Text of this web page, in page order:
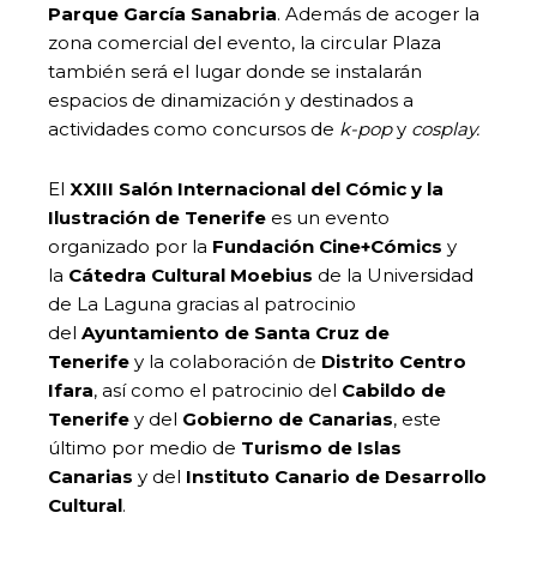
Parque García Sanabria. Además de acoger la
zona comercial del evento, la circular Plaza
también será el lugar donde se instalarán
espacios de dinamización y destinados a
actividades como concursos de k-popy cosplay.
El XXIII Salón Internacional del Cómic y la
Ilustración de Tenerife es un evento
organizado por la Fundación Cine+Cómics y
la Cátedra Cultural Moebius de la Universidad
de La Laguna gracias al patrocinio
del Ayuntamiento de Santa Cruz de
Tenerife y la colaboración de Distrito Centro
Ifara, así como el patrocinio del Cabildo de
Tenerife y del Gobierno de Canarias, este
último por medio de Turismo de Islas
Canarias y del Instituto Canario de Desarrollo
Cultural.